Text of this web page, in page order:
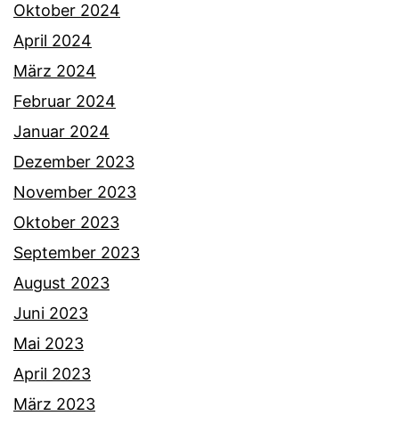
Oktober 2024
April 2024
März 2024
Februar 2024
Januar 2024
Dezember 2023
November 2023
Oktober 2023
September 2023
August 2023
Juni 2023
Mai 2023
April 2023
März 2023